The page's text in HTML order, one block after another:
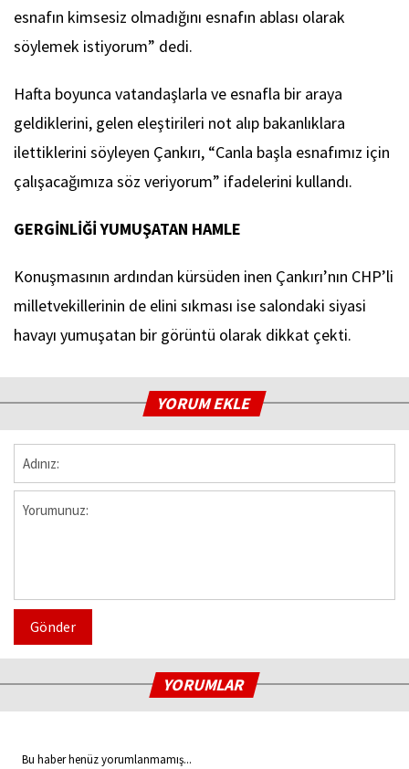
esnafın kimsesiz olmadığını esnafın ablası olarak
söylemek istiyorum” dedi.
Hafta boyunca vatandaşlarla ve esnafla bir araya
geldiklerini, gelen eleştirileri not alıp bakanlıklara
ilettiklerini söyleyen Çankırı, “Canla başla esnafımız için
çalışacağımıza söz veriyorum” ifadelerini kullandı.
GERGİNLİĞİ YUMUŞATAN HAMLE
Konuşmasının ardından kürsüden inen Çankırı’nın CHP’li
milletvekillerinin de elini sıkması ise salondaki siyasi
havayı yumuşatan bir görüntü olarak dikkat çekti.
YORUM EKLE
Gönder
YORUMLAR
Bu haber henüz yorumlanmamış...